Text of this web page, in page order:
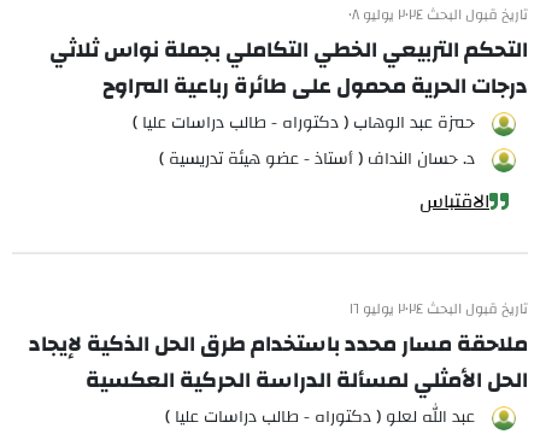
تاريخ قبول البحث ٢٠٢٤ يوليو ٠٨
التحكم التربيعي الخطي التكاملي بجملة نواس ثلاثي
درجات الحرية محمول على طائرة رباعية المراوح
حمزة عبد الوهاب ( دكتوراه - طالب دراسات عليا )
د. حسان النداف ( أستاذ - عضو هيئة تدريسية )
الاقتباس
تاريخ قبول البحث ٢٠٢٤ يوليو ١٦
ملاحقة مسار محدد باستخدام طرق الحل الذكية لإيجاد
الحل الأمثلي لمسألة الدراسة الحركية العكسية
عبد الله لعلو ( دكتوراه - طالب دراسات عليا )